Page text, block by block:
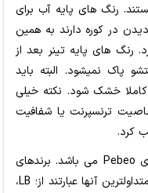
رنگ های پایه آب برای
در کوره دارند به همین
رنگ های پایه تینر بعد از
نمیشود. البته باید
نکته خیلی
ترنسپرنت یا شفافیت
کرد.
*معروف ترین برند تولید کننده رنگ ویترای Pebeo می باشد. برندهای
دیگر نیز در بازار ایران ارائه می شوند که متداولترین آنها عبارتند از؛ LB،